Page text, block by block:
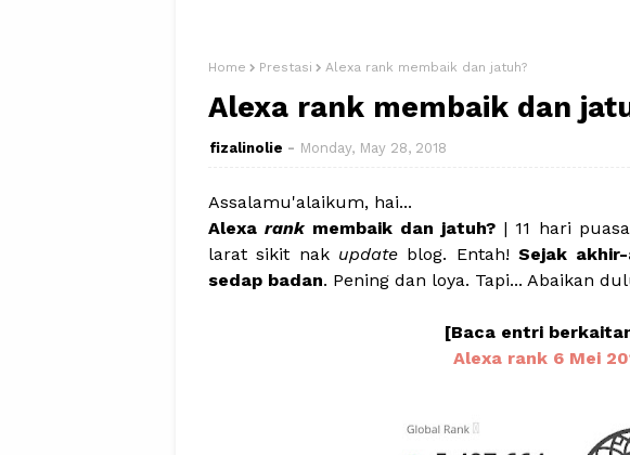
Home Prestasi Alexa rank membaik dan jatuh?
Alexa rank membaik dan
fizalinolie Monday, May 28, 2018
Assalamu'alaikum, hai...
Alexarank membaik dan jatuh? | 11 hari
larat sikit nak update blog. Entah! Sejak
sedap badan. Pening dan loya. Tapi... Abaikan
[Baca entri
Alexa rank 6 Mei